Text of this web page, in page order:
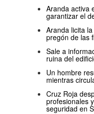
Aranda activa
garantizar el
Aranda licita
pregón de las
Sale a
ruina del
Un hombre
mientras
Cruz Roja
profesionales
seguridad en